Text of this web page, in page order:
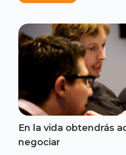
En la vida obtendrás
negociar